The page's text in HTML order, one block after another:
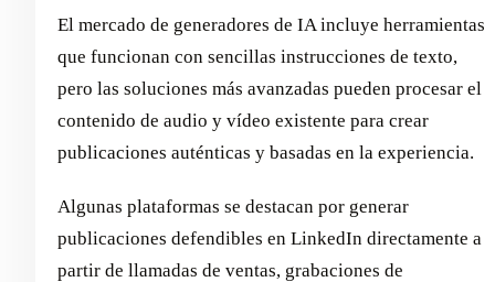
El mercado de generadores de IA incluye herramientas
que funcionan con sencillas instrucciones de texto,
pero las soluciones más avanzadas pueden procesar el
contenido de audio y vídeo existente para crear
publicaciones auténticas y basadas en la experiencia.
Algunas plataformas se destacan por generar
publicaciones defendibles en LinkedIn directamente a
partir de llamadas de ventas, grabaciones de